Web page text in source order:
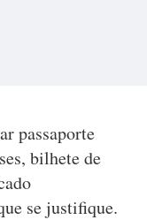
passaporte
bilhete de
se justifique.